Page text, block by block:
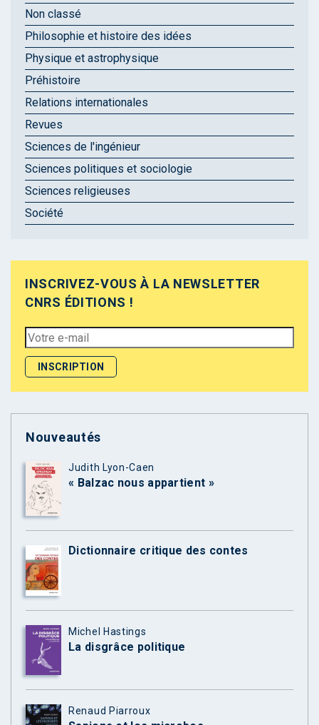
Non classé
Philosophie et histoire des idées
Physique et astrophysique
Préhistoire
Relations internationales
Revues
Sciences de l'ingénieur
Sciences politiques et sociologie
Sciences religieuses
Société
INSCRIVEZ-VOUS À LA NEWSLETTER
CNRS ÉDITIONS !
Nouveautés
Judith Lyon-Caen
« Balzac nous appartient »
Dictionnaire critique des contes
Michel Hastings
La disgrâce politique
Renaud Piarroux